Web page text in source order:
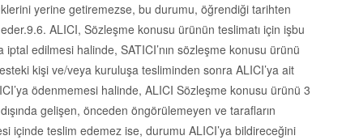
yerine getiremezse, bu durumu, öğrendiği tarihten
ALICI, Sözleşme konusu ürünün teslimatı için işbu
edilmesi halinde, SATICI’nın sözleşme konusu ürünü
kişi ve/veya kuruluşa tesliminden sonra ALICI’ya ait
ödenmemesi halinde, ALICI Sözleşme konusu ürünü 3
gelişen, önceden öngörülemeyen ve tarafların
içinde teslim edemez ise, durumu ALICI’ya bildireceğini